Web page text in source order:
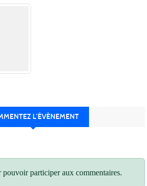
L’ÉVÈNEMENT
pouvoir participer aux commentaires.